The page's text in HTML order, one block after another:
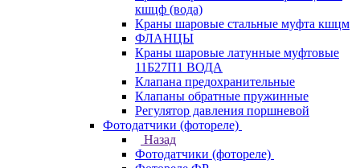
кшцф (вода)
Краны шаровые стальные муфта кшцм
ФЛАНЦЫ
Краны шаровые латунные муфтовые
11Б27П1 ВОДА
Клапана предохранительные
Клапаны обратные пружинные
Регулятор давления поршневой
Фотодатчики (фотореле)
Назад
Фотодатчики (фотореле)